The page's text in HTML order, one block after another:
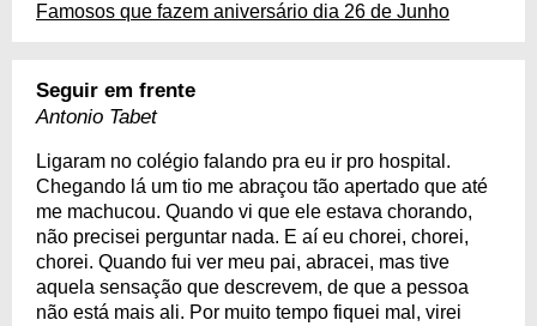
Famosos que fazem aniversário dia 26 de Junho
Seguir em frente
Antonio Tabet
Ligaram no colégio falando pra eu ir pro hospital.
Chegando lá um tio me abraçou tão apertado que até
me machucou. Quando vi que ele estava chorando,
não precisei perguntar nada. E aí eu chorei, chorei,
chorei. Quando fui ver meu pai, abracei, mas tive
aquela sensação que descrevem, de que a pessoa
não está mais ali. Por muito tempo fiquei mal, virei